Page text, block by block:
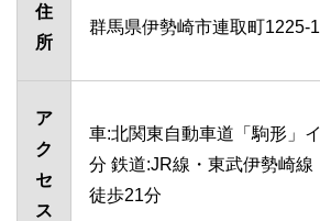
住
所
群馬県伊勢崎市連取町1225-1
ア
ク
セ
ス
車:北関東自動車道「駒形」
分 鉄道:JR線・東武伊勢崎線
徒歩21分